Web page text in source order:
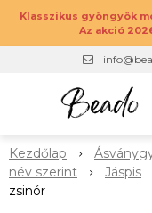
Klasszikus gyöngyök
Az akció
Kezdőlap
név szerint
Jáspis
zsinór